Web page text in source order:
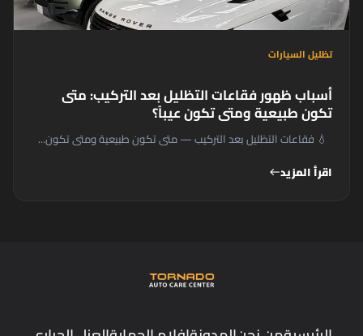
تظليل السيارات
أسباب ظهور فقاعات التظليل بعد التركيب: متى
تكون طبيعية ومتى تكون عيباً؟
💧 فقاعات التظليل بعد التركيب — متى تكون طبيعية ومتى تكون...
اقرأ المزيدwest